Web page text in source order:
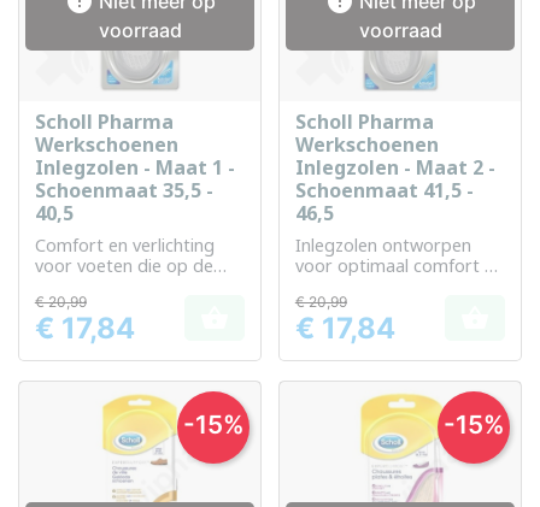
voorraad
Scholl Pharma
Werkschoenen
Inlegzolen - Maat 1 -
Schoenmaat 35,5 -
40,5
Comfort en verlichting
voor voeten die op de
Prijs
€ 20,99
€ 17,84
voorraad
Scholl Pharma
Werkschoenen
Inlegzolen - Maat 2 -
Schoenmaat 41,5 -
46,5
Inlegzolen ontworpen
voor optimaal comfort en
de dag
Prijs
€ 20,99
€ 17,84
-15% -15%